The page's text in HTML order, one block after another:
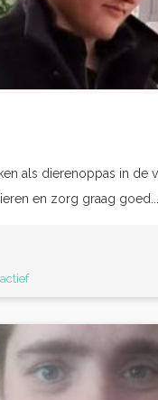
als dierenoppas in de
en zorg graag goed...